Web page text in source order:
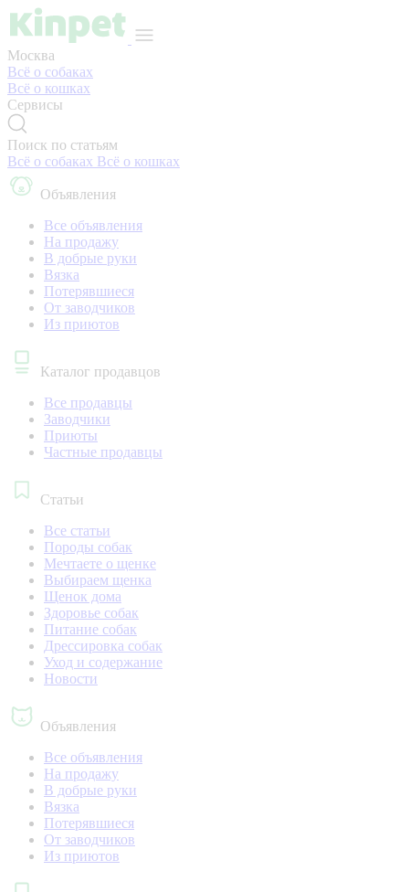
Москва
Всё о собаках
Всё о кошках
Сервисы
Поиск по статьям
Всё о собаках Всё о кошках
Объявления
Все объявления
На продажу
В добрые руки
Вязка
Потерявшиеся
От заводчиков
Из приютов
Каталог продавцов
Все продавцы
Заводчики
Приюты
Частные продавцы
Статьи
Все статьи
Породы собак
Мечтаете о щенке
Выбираем щенка
Щенок дома
Здоровье собак
Питание собак
Дрессировка собак
Уход и содержание
Новости
Объявления
Все объявления
На продажу
В добрые руки
Вязка
Потерявшиеся
От заводчиков
Из приютов